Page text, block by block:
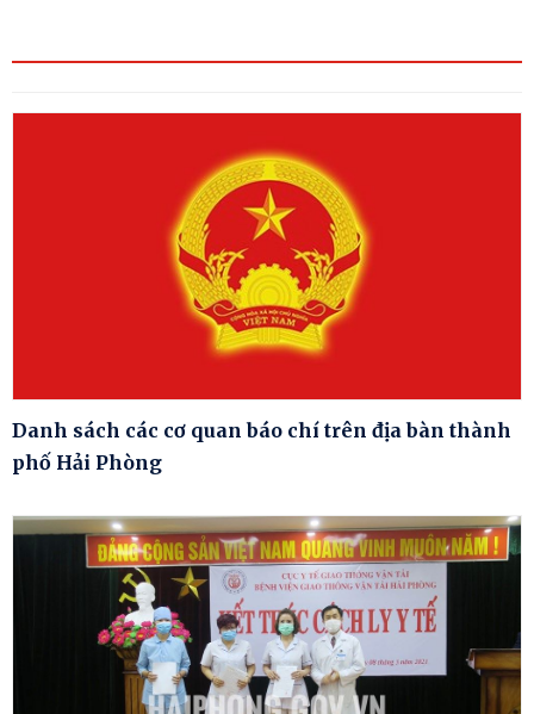
Danh sách các cơ quan báo chí trên địa bàn thành
phố Hải Phòng